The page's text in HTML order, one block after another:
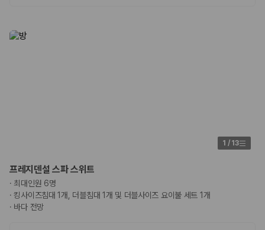
1 / 13
프레지덴설 스파 스위트
· 최대인원 6명
·킹사이즈침대 1개, 더블침대 1개 및 더블사이즈 요이불 세트 1개
· 바다 전망